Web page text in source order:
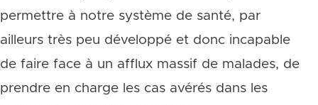
permettre à notre système de santé, par
ailleurs très peu développé et donc incapable
de faire face à un afflux massif de malades, de
prendre en charge les cas avérés dans les